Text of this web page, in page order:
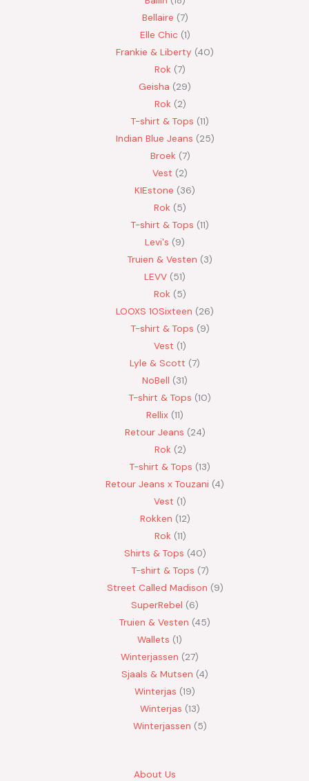
Bellaire 7
Elle Chic 1
Frankie & Liberty 40
Rok 7
Geisha
29
Rok 2
T-shirt & Tops 11
Indian Blue Jeans 25
Broek 7
Vest
2
KIEstone
36
Rok 5
T-shirt & Tops 11
Levi's
9
Truien & Vesten
3
LEVV 51
Rok 5
LOOXS 10Sixteen
26
T-shirt & Tops 9
Vest 1
Lyle & Scott 7
NoBell
31
T-shirt & Tops 10
Rellix 11
Retour Jeans 24
Rok 2
T-shirt & Tops 13
Retour Jeans x Touzani 4
Vest 1
Rokken 12
Rok 11
Shirts & Tops 40
T-shirt & Tops 7
Street Called Madison 9
SuperRebel
6
Truien & Vesten 45
Wallets 1
Winterjassen
27
Sjaals & Mutsen 4
Winterjas 19
Winterjas 13
Winterjassen
5
About Us